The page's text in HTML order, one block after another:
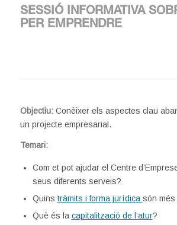
SESSIÓ INFORMATIVA
PER EMPRENDRE
Objectiu: Conèixer els aspectes clau
un projecte empresarial.
Temari:
Com et pot ajudar el Centre
seus diferents serveis?
Quins tràmits i forma jurídicasón
Què és la capitalització de l’atur?